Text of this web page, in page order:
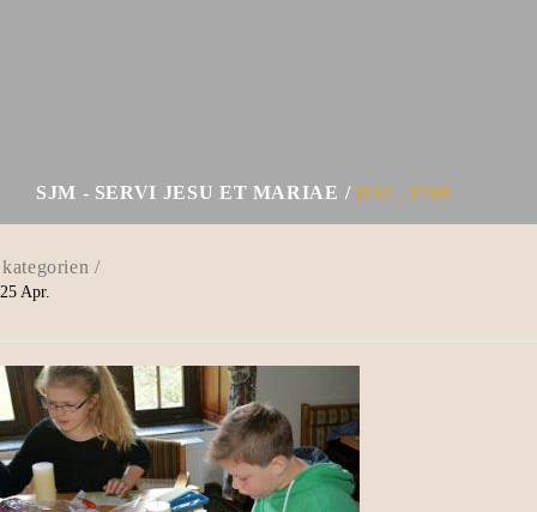
SJM - SERVI JESU ET MARIAE DSC_1760
25 Apr.